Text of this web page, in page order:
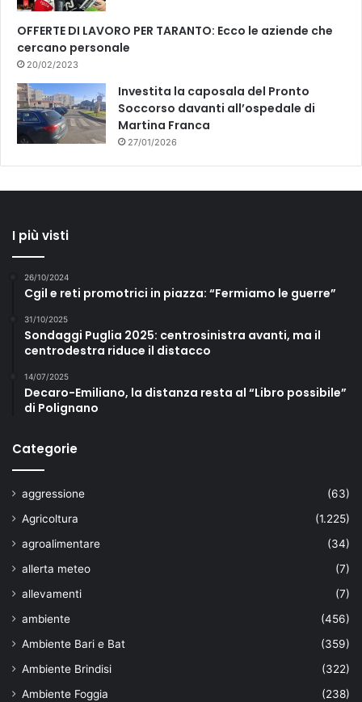
OFFERTE DI LAVORO PER TARANTO: Ecco le aziende che
cercano personale
20/02/2023
Investita la caposala del Pronto
Soccorso davanti all’ospedale di
Martina Franca
27/01/2026
I più visti
26/10/2024
Cgil e reti promotrici in piazza: “Fermiamo le guerre”
31/10/2025
Sondaggi Puglia 2025: centrosinistra avanti, ma il
centrodestra riduce il distacco
14/07/2025
Decaro-Emiliano, la distanza resta al “Libro possibile”
di Polignano
Categorie
aggressione
(63)
Agricoltura
(1.225)
agroalimentare
(34)
allerta meteo
(7)
allevamenti
(7)
ambiente
(456)
Ambiente Bari e Bat
(359)
Ambiente Brindisi
(322)
Ambiente Foggia
(238)